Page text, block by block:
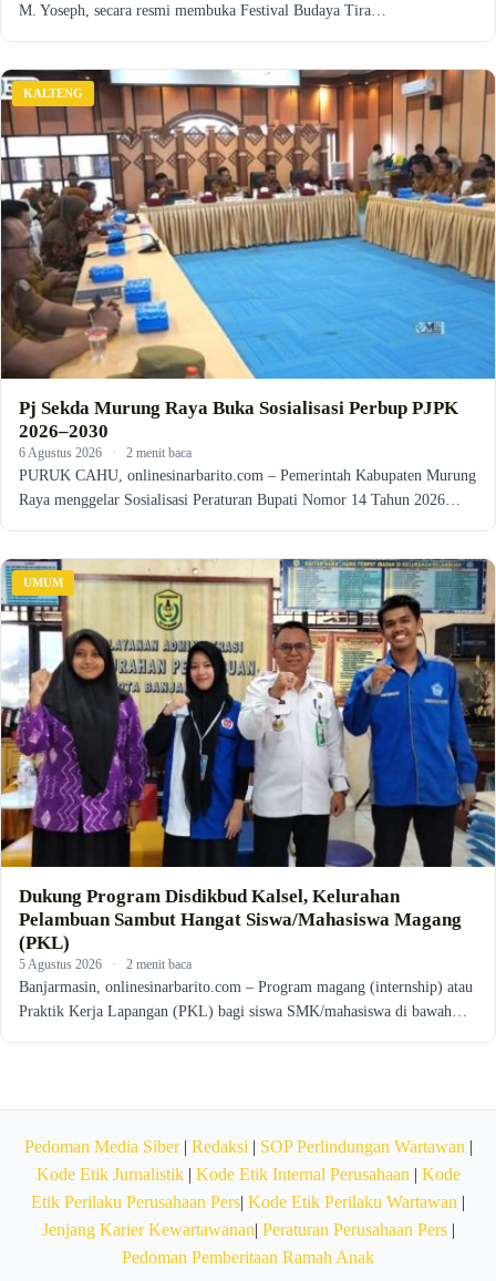
M. Yoseph, secara resmi membuka Festival Budaya Tira…
KALTENG
Pj Sekda Murung Raya Buka Sosialisasi Perbup PJPK
2026–2030
6 Agustus 2026 · 2 menit baca
PURUK CAHU, onlinesinarbarito.com – Pemerintah Kabupaten Murung
Raya menggelar Sosialisasi Peraturan Bupati Nomor 14 Tahun 2026…
UMUM
Dukung Program Disdikbud Kalsel, Kelurahan
Pelambuan Sambut Hangat Siswa/Mahasiswa Magang
(PKL)
5 Agustus 2026 · 2 menit baca
Banjarmasin, onlinesinarbarito.com – Program magang (internship) atau
Praktik Kerja Lapangan (PKL) bagi siswa SMK/mahasiswa di bawah…
Pedoman Media Siber| Redaksi | SOP Perlindungan Wartawan |
Kode Etik Jurnalistik| Kode Etik Internal Perusahaan | Kode
Etik Perilaku Perusahaan Pers| Kode Etik Perilaku Wartawan |
Jenjang Karier Kewartawanan| Peraturan Perusahaan Pers|
Pedoman Pemberitaan Ramah Anak